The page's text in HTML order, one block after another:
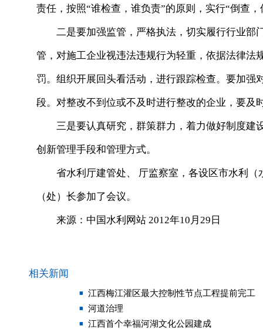
责任，按照“谁检查，谁负责”的原则，实行“倒查，
二是要加强监管，严格执法，切实履行行业部
管，对施工企业视违法违规行为轻重，依据法律
罚。组织开展回头看活动，进行跟踪检查。要加
段。对整改不到位或不及时进行整改的企业，要及
三是要认真研究，群策群力，着力做好制度建
创新管理手段和管理方式。
省水利厅建管处、 厅监察室，各设区市水利（
（处）长参加了会议。
来源：中国水利网站 2012年10月29日
相关新闻
江西梅江灌区最大控制性节点工程提前完工
河道治理
江西首个幸福河湖文化公园建成